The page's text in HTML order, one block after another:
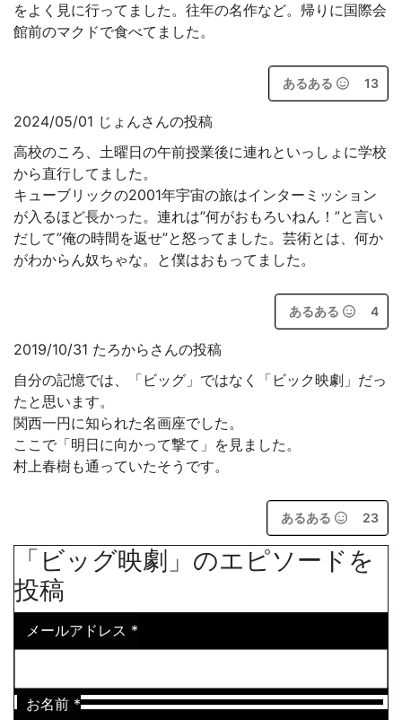
をよく見に行ってました。往年の名作など。帰りに国際会
館前のマクドで食べてました。
あるある 13
2024/05/01 じょんさんの投稿
高校のころ、土曜日の午前授業後に連れといっしょに学校
から直行してました。
キューブリックの2001年宇宙の旅はインターミッション
が入るほど長かった。連れは”何がおもろいねん！”と言い
だして”俺の時間を返せ”と怒ってました。芸術とは、何か
がわからん奴ちゃな。と僕はおもってました。
あるある 4
2019/10/31 たろからさんの投稿
自分の記憶では、「ビッグ」ではなく「ビック映劇」だっ
たと思います。
関西一円に知られた名画座でした。
ここで「明日に向かって撃て」を見ました。
村上春樹も通っていたそうです。
あるある 23
「ビッグ映劇」のエピソードを
投稿
メールアドレス *
お名前 *